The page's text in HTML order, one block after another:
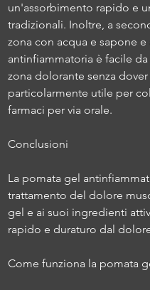
un'assorbimento rapido e
tradizionali. Inoltre, a
zona con acqua e sapone
antinfiammatoria è facile
zona dolorante senza
particolarmente utile per
farmaci per via orale.
Conclusioni
La pomata gel
trattamento del dolore
gel e ai suoi ingredienti
rapido e duraturo dal
Come funziona la pomata